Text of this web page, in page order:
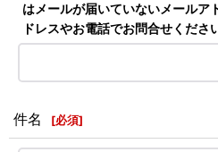
はメールが届いていないメールア
ドレスやお電話でお問合せくださ
件名 [必須]